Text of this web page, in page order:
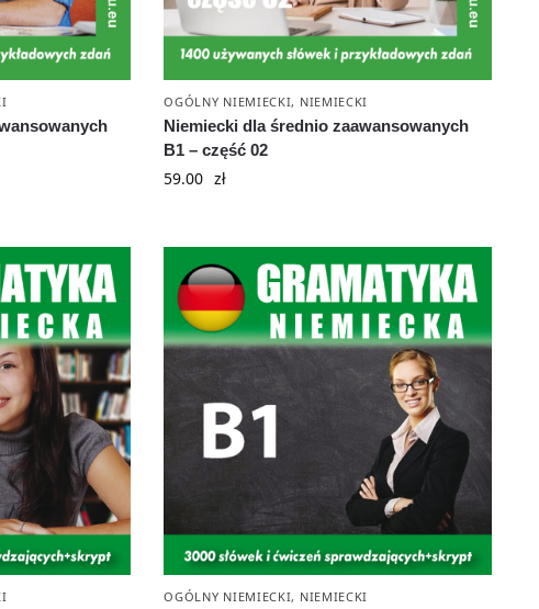
OGÓLNY NIEMIECKI, NIEMIECKI
Niemiecki dla średnio zaawansowanych
B1 – część 02
59.00 zł
OGÓLNY NIEMIECKI, NIEMIECKI